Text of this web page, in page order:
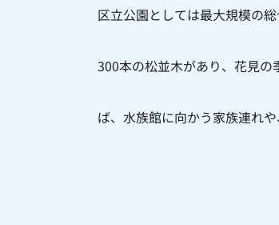
区立公園としては最大規模の
300本の松並木があり、花見
ば、水族館に向かう家族連れ